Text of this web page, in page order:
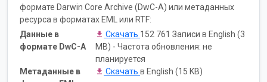
формате Darwin Core Archive (DwC-A) или метаданных
ресурса в форматах EML или RTF:
Данные в
формате DwC-A
Скачать 152 761 Записи в English (3
MB) - Частота обновления: не
планируется
Метаданные в
Скачать в English (15 KB)